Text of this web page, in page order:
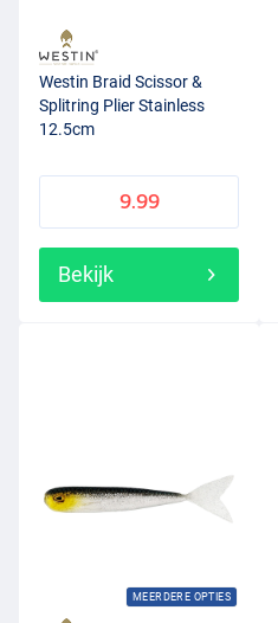
Westin Braid Scissor &
Splitring Plier Stainless
12.5cm
9.99
Bekijk
MEERDERE OPTIES